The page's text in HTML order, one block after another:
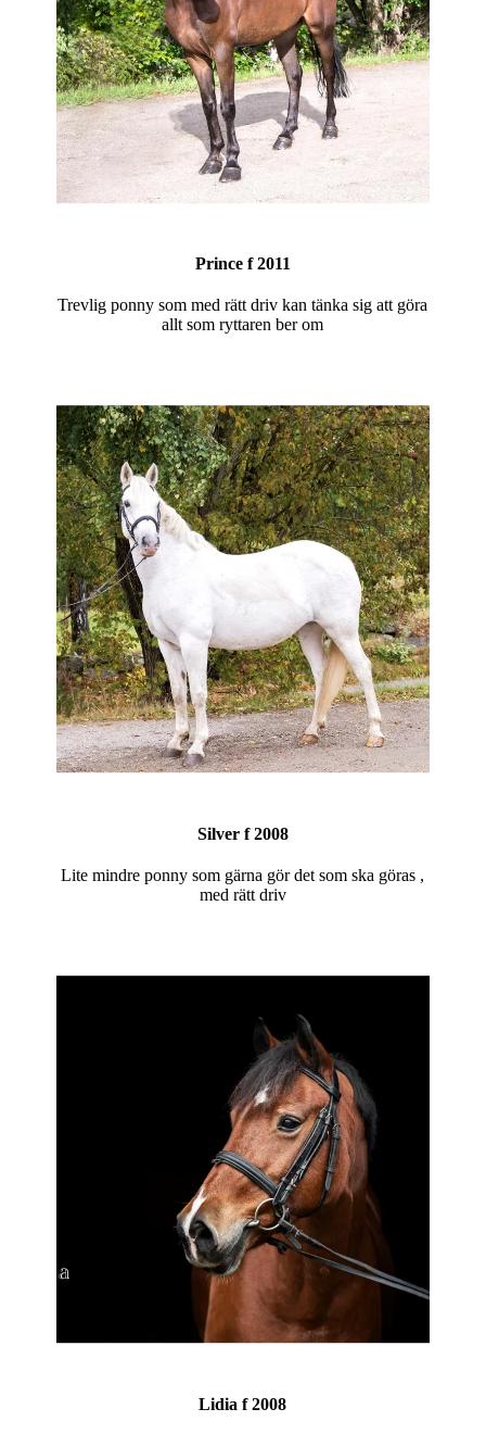
Prince f 2011
Trevlig ponny som med rätt driv kan tänka sig att göra
allt som ryttaren ber om
Silver f 2008
Lite mindre ponny som gärna gör det som ska göras ,
med rätt driv
Lidia f 2008